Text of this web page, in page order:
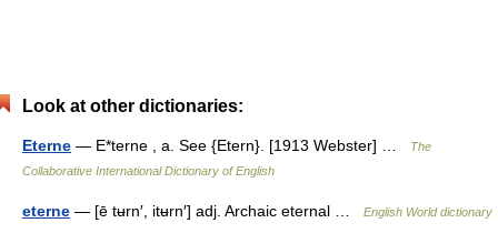
Look at other dictionaries:
Eterne — E*terne , a. See {Etern}. [1913 Webster] …
The
Collaborative International Dictionary of English
eterne — [ē tʉrn′, itʉrn′] adj. Archaic eternal … English World dictionary